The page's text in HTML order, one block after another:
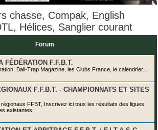
chasse, Compak, English
Hélices, Sanglier courant
Forum
FÉDÉRATION F.F.B.T.
Ball-Trap Magazine, les Clubs France, le calendrier...
F.F.B.T. - CHAMPIONNATS ET SITES
FFBT, Inscrivez ici tous les résultats des ligues
existantes.